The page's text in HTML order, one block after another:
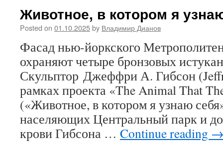
Животное, в котором я
Posted on 01.10.2025by Владимир Дианов
Фасад нью-йоркского
охраняют четыре бронзовых
Скульптор Джеффри А. Гибсон
рамках проекта «The Animal That
(«Животное, в котором я узнаю
населяющих Центральный парк и
крови Гибсона … Continue reading